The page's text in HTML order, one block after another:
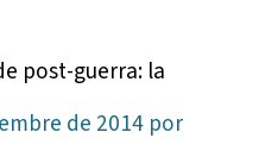
post-guerra: la
de 2014 por